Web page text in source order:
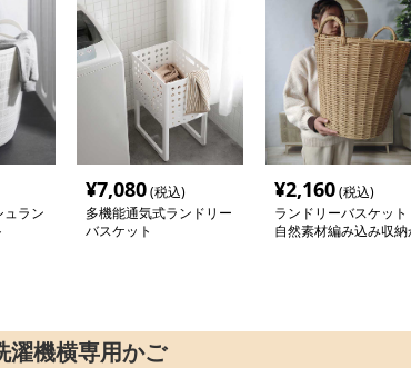
ラン
¥7,080(税込)
多機能通気式ランドリー
バスケット
¥2,160(税込)
ランドリーバスケット
自然素材編み込み収納
濯機横専用かご